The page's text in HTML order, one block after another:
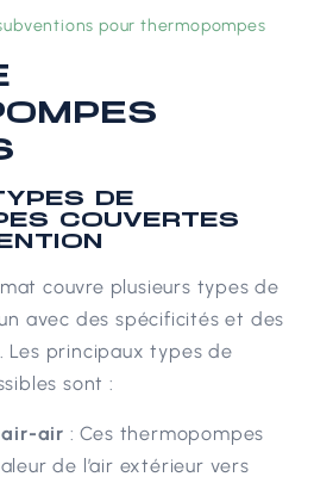
pour thermopompes
DE
COUVERTES
couvre plusieurs types de
avec des spécificités et des
Les principaux types de
sont :
air-air : Ces thermopompes
de l’air extérieur vers